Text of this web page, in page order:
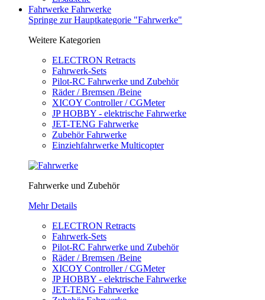
Fahrwerke Fahrwerke
Springe zur Hauptkategorie "Fahrwerke"
Weitere Kategorien
ELECTRON Retracts
Fahrwerk-Sets
Pilot-RC Fahrwerke und Zubehör
Räder / Bremsen /Beine
XICOY Controller / CGMeter
JP HOBBY - elektrische Fahrwerke
JET-TENG Fahrwerke
Zubehör Fahrwerke
Einziehfahrwerke Multicopter
Fahrwerke und Zubehör
Mehr Details
ELECTRON Retracts
Fahrwerk-Sets
Pilot-RC Fahrwerke und Zubehör
Räder / Bremsen /Beine
XICOY Controller / CGMeter
JP HOBBY - elektrische Fahrwerke
JET-TENG Fahrwerke